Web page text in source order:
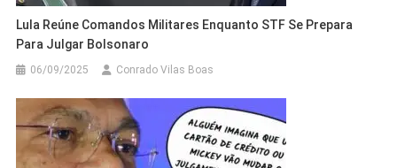
Lula Reúne Comandos Militares Enquanto STF Se Prepara
Para Julgar Bolsonaro
06/09/2025 Conrado Vilas Boas